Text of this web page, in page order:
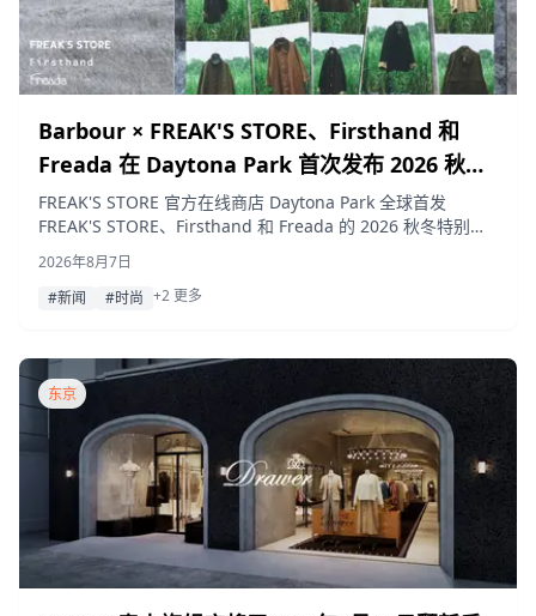
Barbour × FREAK'S STORE、Firsthand 和
Freada 在 Daytona Park 首次发布 2026 秋冬
特别定制系列
FREAK'S STORE 官方在线商店 Daytona Park 全球首发
FREAK'S STORE、Firsthand 和 Freada 的 2026 秋冬特别定
制 Barbour 系列。本次系列对经典的 Bedale 和 Borrowdale
款式进行了升级，并新增了 Transport 系列，同期在 FREAK'S
STORE 各门店同步发售。
2026年8月7日
#新闻
#时尚 +2 更多
东京